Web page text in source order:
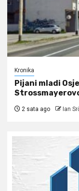
Kronika
Pijani mladi
2 sata ago Ian